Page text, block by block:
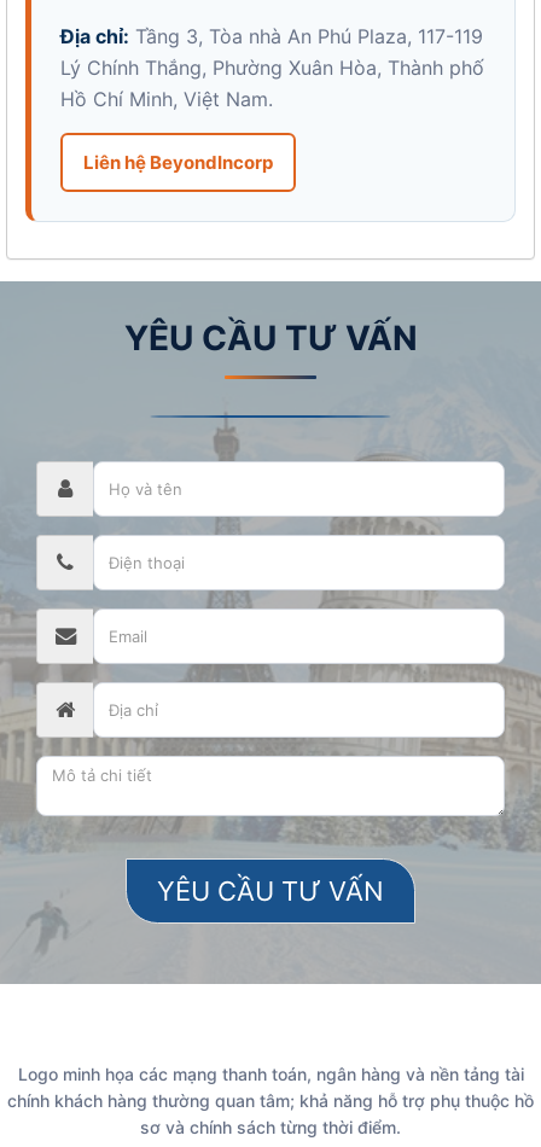
Địa chỉ: Tầng 3, Tòa nhà An Phú Plaza, 117-119
Lý Chính Thắng, Phường Xuân Hòa, Thành phố
Hồ Chí Minh, Việt Nam.
Liên hệ BeyondIncorp
YÊU CẦU TƯ VẤN
Logo minh họa các mạng thanh toán, ngân hàng và nền tảng tài
chính khách hàng thường quan tâm; khả năng hỗ trợ phụ thuộc hồ
sơ và chính sách từng thời điểm.